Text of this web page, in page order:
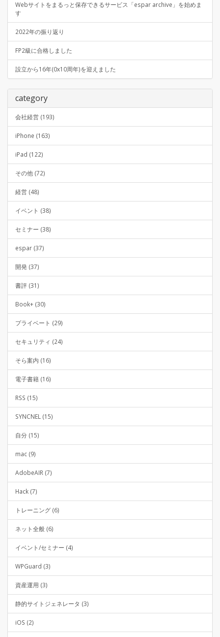
Webサイトをまるっと保存できるサービス「espar archive」を始めま
す
2022年の振り返り
FP2級に合格しました
設立から16年(0x10周年)を迎えました
category
会社経営 (193)
iPhone (163)
iPad (122)
その他 (72)
経営 (48)
イベント (38)
セミナー (38)
espar (37)
開発 (37)
書評 (31)
Book+ (30)
プライベート (29)
セキュリティ (24)
そら案内 (16)
電子書籍 (16)
RSS (15)
SYNCNEL (15)
自分 (15)
mac (9)
AdobeAIR (7)
Hack (7)
トレーニング (6)
ネット全般 (6)
イベント/セミナー (4)
WPGuard (3)
資産運用 (3)
静的サイトジェネレータ (3)
iOS (2)